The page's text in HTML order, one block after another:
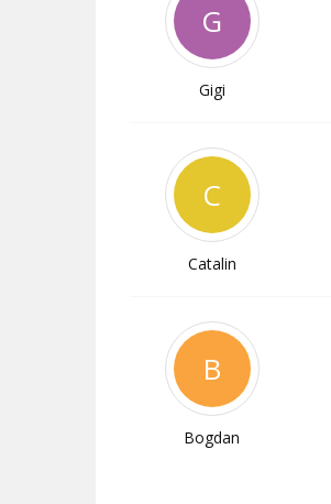
G
Gigi
C
Catalin
B
Bogdan